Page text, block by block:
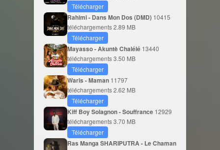
Télécharger
Rahimi - Dans Mon Dos (DMD) 10415
téléchargements2.89 MB
Télécharger
Mayasso - Akuntè Chalélé 13440
téléchargements3.50 MB
Télécharger
Waris - Maman 11797
téléchargements2.62 MB
Télécharger
Kiff Boy Solagnon - Souffrance 12929
téléchargements3.70 MB
Télécharger
Ras Manga SHARIPUTRA - Le Chaman